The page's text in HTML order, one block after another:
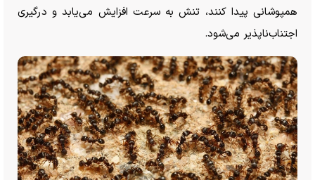
همپوشانی پیدا کنند، تنش به سرعت افزایش می‌یابد و درگیری
اجتناب‌ناپذیر می‌شود.